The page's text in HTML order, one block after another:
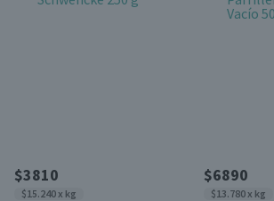
$3810
$15.240 x kg
$6890
$13.780 x kg